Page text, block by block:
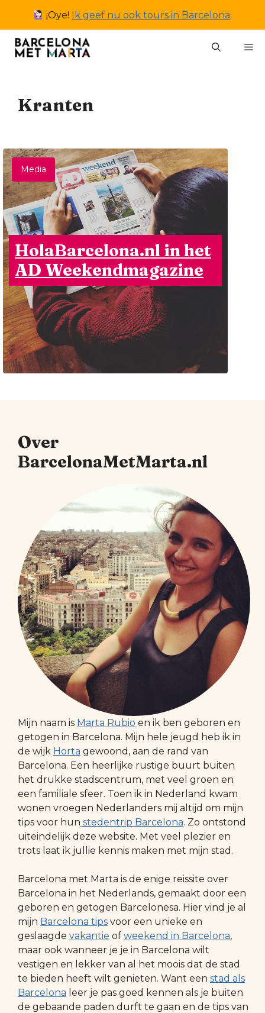
inhoud
¡Oye! Ik geef nu ook tours in Barcelona.
Kranten
Media
HolaBarcelona.nl in het
AD Weekendmagazine
Over
BarcelonaMetMarta.nl
Mijn naam is Marta Rubio en ik ben geboren en
getogen in Barcelona. Mijn hele jeugd heb ik in
de wijk Horta gewoond, aan de rand van
Barcelona. Een heerlijke rustige buurt buiten
het drukke stadscentrum, met veel groen en
een familiale sfeer. Toen ik in Nederland kwam
wonen vroegen Nederlanders mij altijd om mijn
tips voor hun stedentrip Barcelona. Zo ontstond
uiteindelijk deze website. Met veel plezier en
trots laat ik jullie kennis maken met mijn stad.
Barcelona met Marta is de enige reissite over
Barcelona in het Nederlands, gemaakt door een
geboren en getogen Barcelonesa. Hier vind je al
mijn Barcelona tips voor een unieke en
geslaagde vakantie of weekend in Barcelona,
maar ook wanneer je je in Barcelona wilt
vestigen en lekker van al het moois dat de stad
te bieden heeft wilt genieten. Want een stad als
Barcelona leer je pas goed kennen als je buiten
de gebaande paden durft te gaan en de tips van